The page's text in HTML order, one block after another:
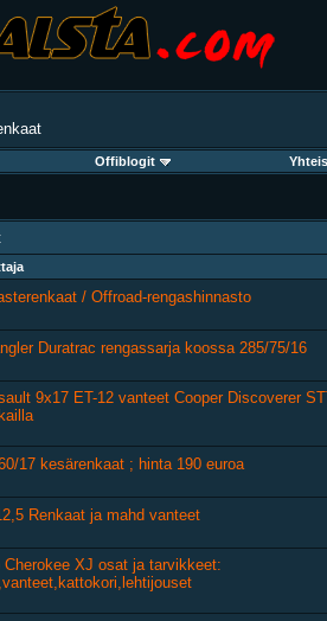
Offiblogit
/ Offroad-rengashinnasto
Duratrac rengassarja koossa 285/75/16
9x17 ET-12 vanteet Cooper Discoverer
17 kesärenkaat ; hinta 190 euroa
Renkaat ja mahd vanteet
Cherokee XJ osat ja tarvikkeet: